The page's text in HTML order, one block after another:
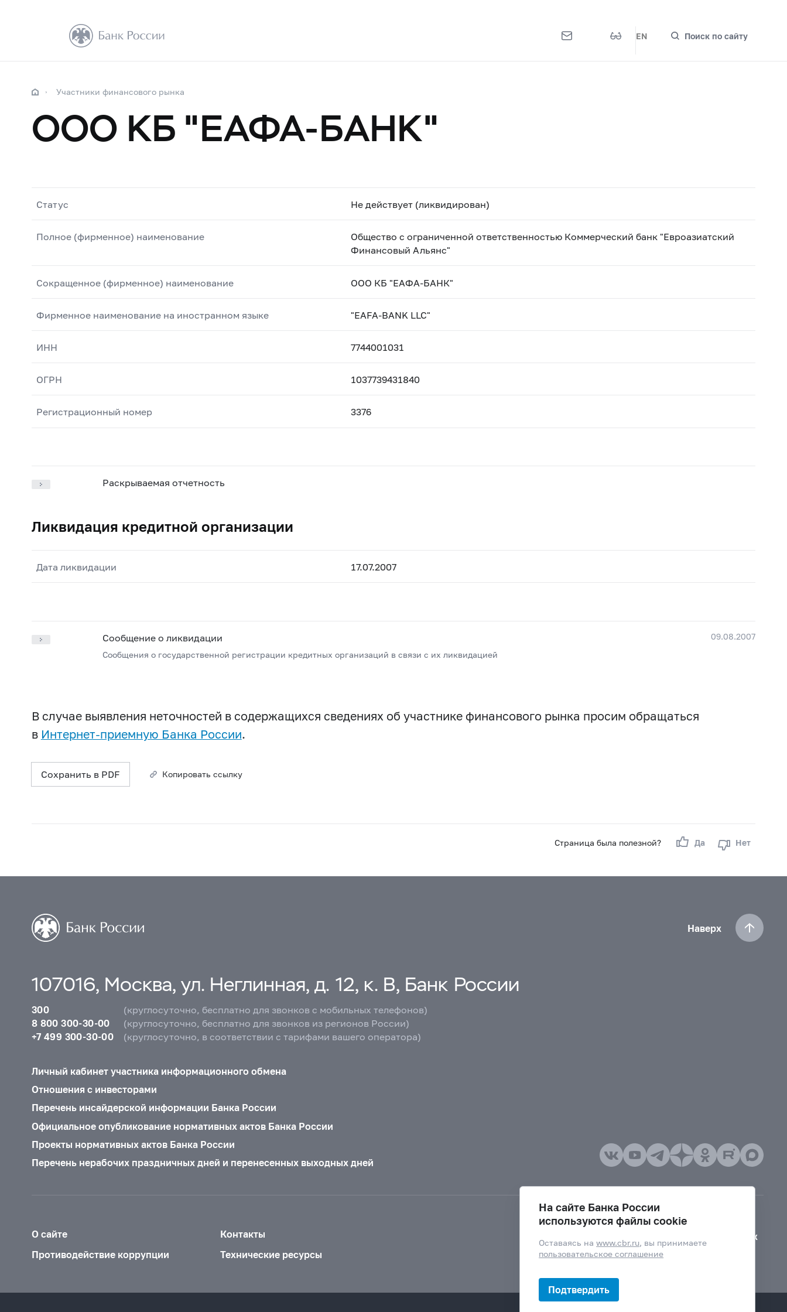
EN Поиск по сайту
Участники финансового рынка
ООО КБ "ЕАФА-БАНК"
Статус Не действует (ликвидирован)
Полное (фирменное) наименование
Общество с ограниченной ответственностью Коммерческий банк "Евроазиатский
Финансовый Альянс"
Сокращенное (фирменное) наименование ООО КБ "ЕАФА-БАНК"
Фирменное наименование на иностранном языке "EAFA-BANK LLC"
ИНН 7744001031
ОГРН 1037739431840
Регистрационный номер 3376
Раскрываемая отчетность
Ликвидация кредитной организации
Дата ликвидации 17.07.2007
09.08.2007
Сообщение о ликвидации
Сообщения о государственной регистрации кредитных организаций в связи с их ликвидацией
В случае выявления неточностей в содержащихся сведениях об участнике финансового рынка просим обращаться
в Интернет-приемную Банка России.
Сохранить в PDF Копировать ссылку
Страница была полезной? Да Нет
Наверх
107016, Москва, ул. Неглинная, д. 12, к. В, Банк России
300
(круглосуточно, бесплатно для звонков с мобильных телефонов)
8 800 300-30-00
(круглосуточно, бесплатно для звонков из регионов России)
+7 499 300-30-00
(круглосуточно, в соответствии с тарифами вашего оператора)
Личный кабинет участника информационного обмена
Отношения с инвесторами
Перечень инсайдерской информации Банка России
Официальное опубликование нормативных актов Банка России
Проекты нормативных актов Банка России
Перечень нерабочих праздничных дней и перенесенных выходных дней
О сайте
Контакты
Противодействие коррупции
Технические ресурсы
Версия для слабовидящих
На сайте Банка России
используются файлы cookie
Оставаясь наwww.cbr.ru, вы принимаете
пользовательское соглашение
Подтвердить